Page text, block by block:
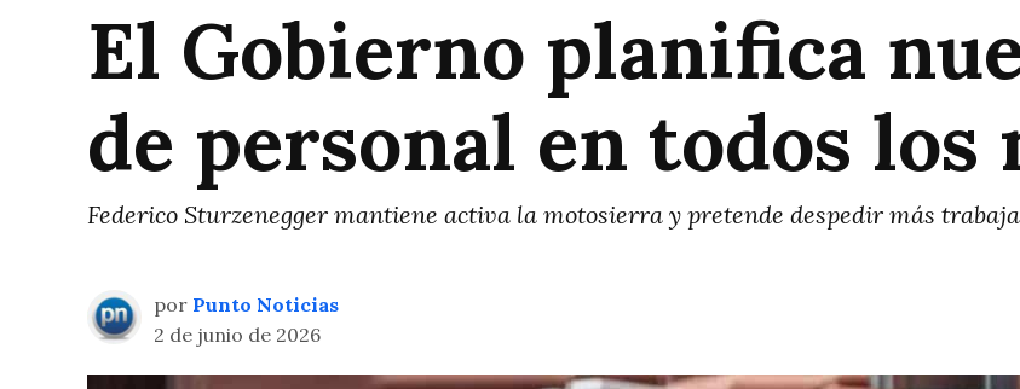
El Gobierno planifica
de personal en todos
Federico Sturzenegger mantiene activa la motosierra y pretende despedir más
por Punto Noticias
2 de junio de 2026